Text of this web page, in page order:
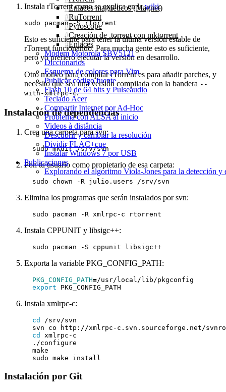
Enlaces magnéticos (Magnet)
RuTorrent
Pyroscope
Creación de .torrent con mktorrent
Enlaces
Módem Motorola SBV5121
Diccionarios
Esquema de colores para Vim
Publicar código fuente
Flash 10 de 64 bits y Pulseaudio
Teclado Acer
Compartir Internet por Ad‑Hoc
Problema con ALSA al inicio
Videos à distância
Descubrir y cambiar la resolución
Dividir FLAC+cue
Instalar Windows 7 por USB
Publicaciones
Explorando el algoritmo Viola-Jones para la detección
Instala rTorrent como se explica en lawiki:
Esto es suficiente para tener la última versión estable de
rTorrent funcionando. Para mucha gente esto es suficiente,
pero yo prefiero ejecutar la versión en desarrollo.
Otro motivo para compilar rTorrent es para añadir parches, y
necesito que sea una versión compilada con la bandera --
with-xmlrpc-c.
Instalación de dependencias
Crea una carpeta para svn:
Pon tu usuario como propietario de esa carpeta:
Elimina los programas que serán instalados por svn:
Instala CPPUNIT y libsigc++:
Exporta la variable PKG_CONFIG_PATH:
PKG_CONFIG_PATH=
export
Instala xmlrpc-c:
cd
cd
Instalación por Git